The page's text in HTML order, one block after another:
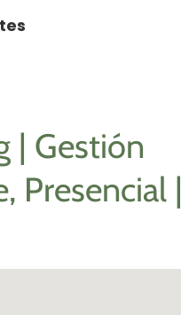
| Gestión
Presencial |